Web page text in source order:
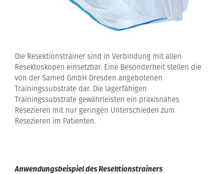
Die Resektionstrainer sind in Verbindung mit allen
Resektoskopen einsetzbar. Eine Besonderheit stellen die
von der Samed GmbH Dresden angebotenen
Trainingssubstrate dar. Die lagerfähigen
Trainingssubstrate gewährleisten ein praxisnahes
Resezieren mit nur geringen Unterschieden zum
Resezieren im Patienten.
Anwendungsbeispiel des Resektionstrainers